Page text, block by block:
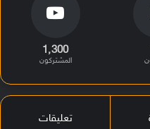
1٬300
المشتركون
تعليقات